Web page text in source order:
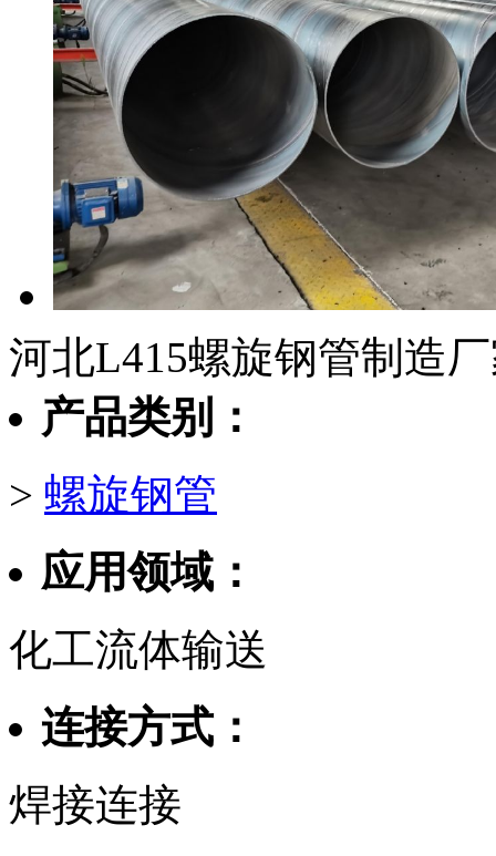
河北L415螺旋钢管制造
产品类别：
> 螺旋钢管
应用领域：
化工流体输送
连接方式：
焊接连接